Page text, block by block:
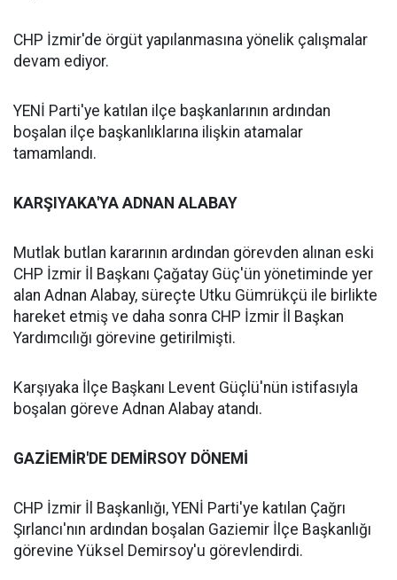
CHP İzmir'de örgüt yapılanmasına yönelik çalışmalar
devam ediyor.
YENİ Parti'ye katılan ilçe başkanlarının ardından
boşalan ilçe başkanlıklarına ilişkin atamalar
tamamlandı.
KARŞIYAKA'YA ADNAN ALABAY
Mutlak butlan kararının ardından görevden alınan eski
CHP İzmir İl Başkanı Çağatay Güç'ün yönetiminde yer
alan Adnan Alabay, süreçte Utku Gümrükçü ile birlikte
hareket etmiş ve daha sonra CHP İzmir İl Başkan
Yardımcılığı görevine getirilmişti.
Karşıyaka İlçe Başkanı Levent Güçlü'nün istifasıyla
boşalan göreve Adnan Alabay atandı.
GAZİEMİR'DE DEMİRSOY DÖNEMİ
CHP İzmir İl Başkanlığı, YENİ Parti'ye katılan Çağrı
Şırlancı'nın ardından boşalan Gaziemir İlçe Başkanlığı
görevine Yüksel Demirsoy'u görevlendirdi.